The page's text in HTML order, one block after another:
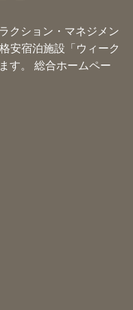
クション・マネジメン
安宿泊施設「ウィーク
す。 総合ホームペー